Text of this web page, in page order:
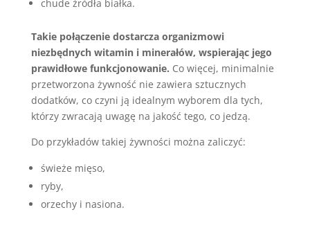
chude źródła białka.
Takie połączenie dostarcza organizmowi
niezbędnych witamin i minerałów, wspierając jego
prawidłowe funkcjonowanie. Co więcej, minimalnie
przetworzona żywność nie zawiera sztucznych
dodatków, co czyni ją idealnym wyborem dla tych,
którzy zwracają uwagę na jakość tego, co jedzą.
Do przykładów takiej żywności można zaliczyć:
świeże mięso,
ryby,
orzechy i nasiona.